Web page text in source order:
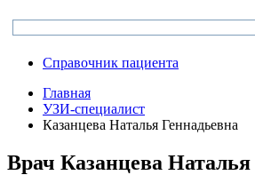
Справочник пациента
Главная
УЗИ-специалист
Казанцева Наталья Геннадьевна
Врач Казанцева Наталья